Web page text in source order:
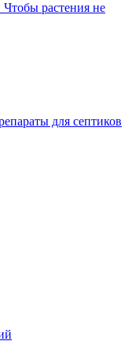
Чтобы растения не
для септиков